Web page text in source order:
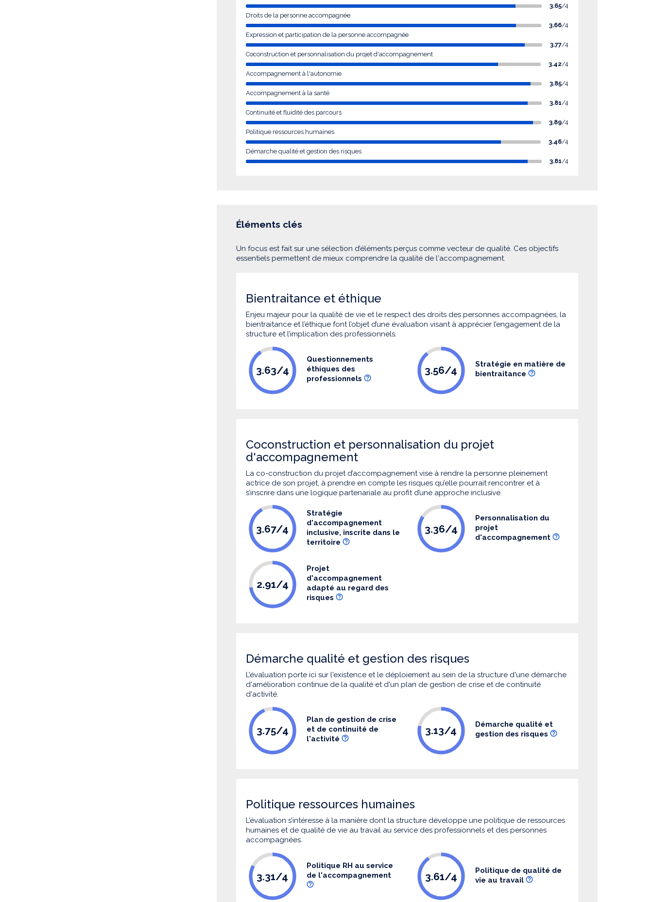
3.65/4
Droits de la personne accompagnée
3.66/4
Expression et participation de la personne accompagnée
3.77/4
Coconstruction et personnalisation du projet d'accompagnement
3.42/4
Accompagnement à l'autonomie
3.85/4
Accompagnement à la santé
3.81/4
Continuité et fluidité des parcours
3.89/4
Politique ressources humaines
3.46/4
Démarche qualité et gestion des risques
3.81/4
Éléments clés
Un focus est fait sur une sélection d’éléments perçus comme vecteur de qualité. Ces objectifs
essentiels permettent de mieux comprendre la qualité de l'accompagnement.
Bientraitance et éthique
Enjeu majeur pour la qualité de vie et le respect des droits des personnes accompagnées, la
bientraitance et l’éthique font l’objet d’une évaluation visant à apprécier l’engagement de la
structure et l’implication des professionnels.
3.63/4
Questionnements
éthiques des
professionnels
3.56/4
Stratégie en matière de
bientraitance
Coconstruction et personnalisation du projet
d'accompagnement
La co-construction du projet d’accompagnement vise à rendre la personne pleinement
actrice de son projet, à prendre en compte les risques qu’elle pourrait rencontrer et à
s’inscrire dans une logique partenariale au profit d’une approche inclusive.
3.67/4
Stratégie
d'accompagnement
inclusive, inscrite dans le
territoire
3.36/4
Personnalisation du
projet
d'accompagnement
2.91/4
Projet
d'accompagnement
adapté au regard des
risques
Démarche qualité et gestion des risques
L’évaluation porte ici sur l'existence et le déploiement au sein de la structure d'une démarche
d'amélioration continue de la qualité et d'un plan de gestion de crise et de continuité
d'activité.
3.75/4
Plan de gestion de crise
et de continuité de
l'activité
3.13/4
Démarche qualité et
gestion des risques
Politique ressources humaines
L’évaluation s’intéresse à la manière dont la structure développe une politique de ressources
humaines et de qualité de vie au travail au service des professionnels et des personnes
accompagnées.
3.31/4
Politique RH au service
de l'accompagnement
3.61/4
Politique de qualité de
vie au travail